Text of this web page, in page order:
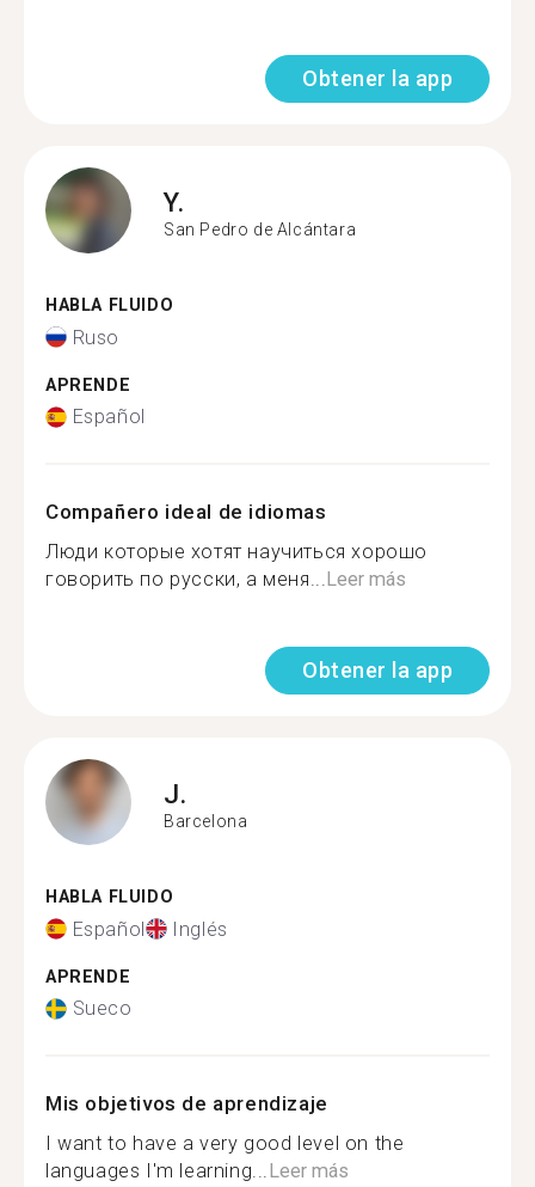
Obtener la app
Y.
San Pedro de Alcántara
HABLA FLUIDO
Ruso
APRENDE
Español
Compañero ideal de idiomas
Люди которые хотят научиться хорошо
говорить по русски, а меня...Leer más
Obtener la app
J.
Barcelona
HABLA FLUIDO
Español Inglés
APRENDE
Sueco
Mis objetivos de aprendizaje
I want to have a very good level on the
languages I'm learning...Leer más